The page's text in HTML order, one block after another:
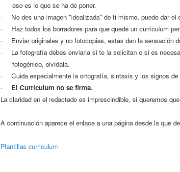
eso es lo que se ha de poner.
·
No des una imagen "idealizada" de ti mismo, puede dar el
·
Haz todos los borradores para que quede un curriculum
·
Enviar originales y no fotocopias, estas dan la sensación
·
La fotografía debes enviarla si te la solicitan o si es
fotogénico, olvídala.
·
Cuida especialmente la ortografía, sintaxis y los signos de
·
El Curriculum no se firma.
La claridad en el redactado es imprescindible, si queremos
A continuación aparece el enlace a una página desde la que
Plantillas curriculum